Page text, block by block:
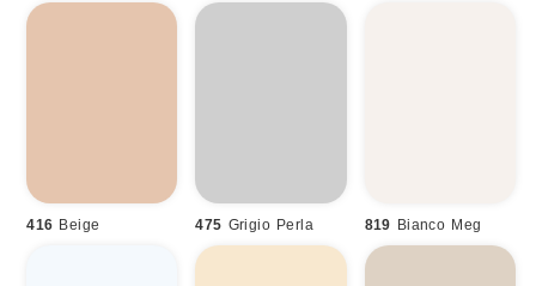
416 Beige 475 Grigio Perla 819 Bianco Meg